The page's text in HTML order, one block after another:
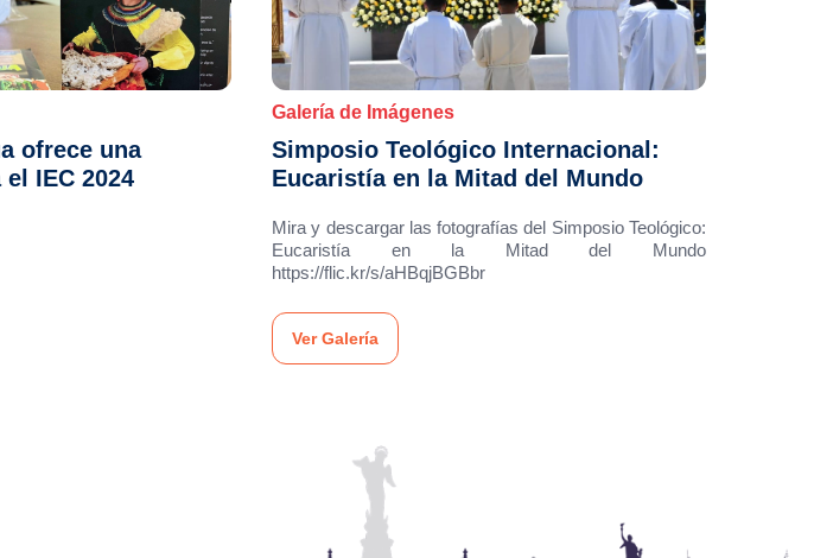
ofrece una
IEC 2024
Galería de Imágenes
Simposio Teológico Internacional:
Eucaristía en la Mitad del Mundo
Mira y descargar las fotografías del Simposio Teológico:
Eucaristía en la Mitad del Mundo
https://flic.kr/s/aHBqjBGBbr
Ver Galería